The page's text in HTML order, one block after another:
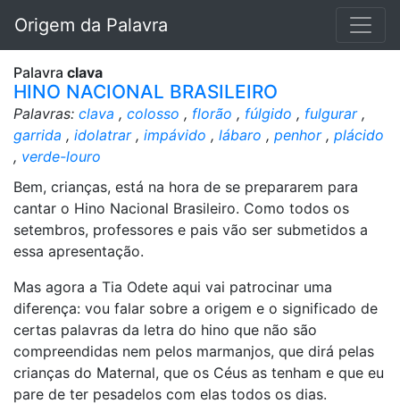
Origem da Palavra
Palavra clava
HINO NACIONAL BRASILEIRO
Palavras: clava , colosso , florão , fúlgido , fulgurar,
garrida , idolatrar, impávido , lábaro , penhor, plácido
, verde-louro
Bem, crianças, está na hora de se prepararem para
cantar o Hino Nacional Brasileiro. Como todos os
setembros, professores e pais vão ser submetidos a
essa apresentação.
Mas agora a Tia Odete aqui vai patrocinar uma
diferença: vou falar sobre a origem e o significado de
certas palavras da letra do hino que não são
compreendidas nem pelos marmanjos, que dirá pelas
crianças do Maternal, que os Céus as tenham e que eu
pare de ter pesadelos com elas todos os dias.